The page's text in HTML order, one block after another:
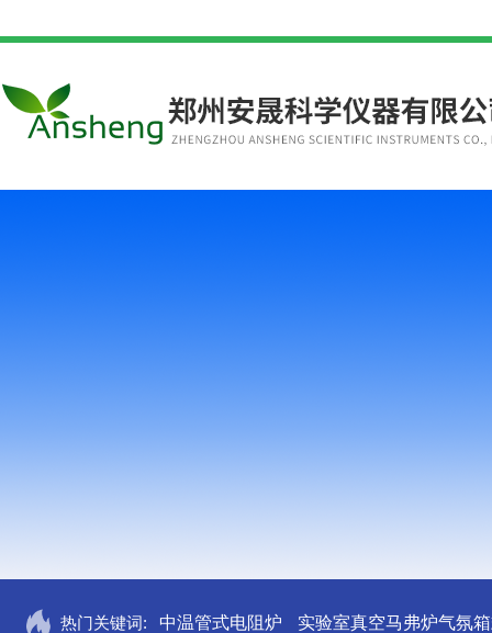
热门关键词: 中温管式电阻炉 实验室真空马弗炉气氛